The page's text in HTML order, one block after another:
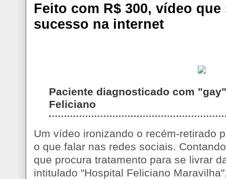
Feito com R$ 300, vídeo
sucesso na internet
Paciente diagnosticado com
Feliciano
Um vídeo ironizando o recém-retirado
o que falar nas redes sociais.
que procura tratamento para se livrar
intitulado "Hospital Feliciano